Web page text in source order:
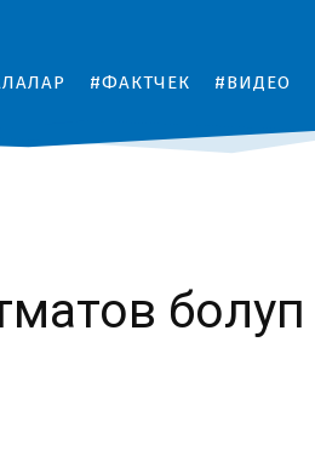
#ФАКТЧЕК #ВИДЕО
болуп